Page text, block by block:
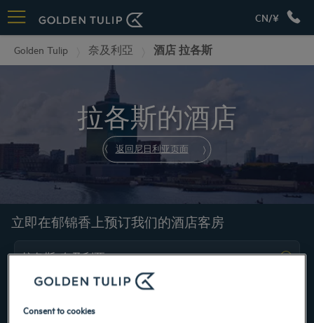
CN/¥
Golden Tulip 奈及利亞 酒店 拉各斯
拉各斯的酒店
返回尼日利亚页面
立即在郁锦香上预订我们的酒店客房
Consent to cookies